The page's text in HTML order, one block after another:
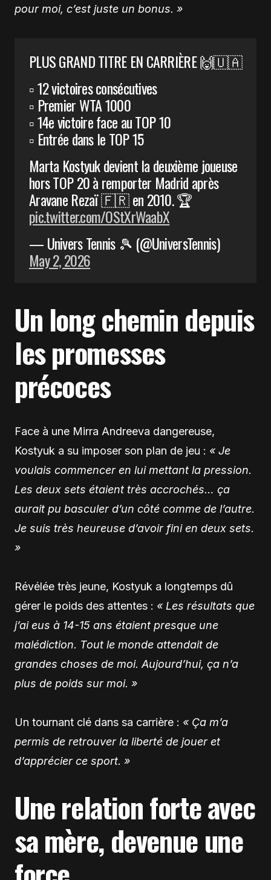
pour moi, c’est juste un bonus. »
PLUS GRAND TITRE EN CARRIÈRE 🙌🇺🇦
▫️ 12 victoires consécutives
▫️ Premier WTA 1000
▫️ 14e victoire face au TOP 10
▫️ Entrée dans le TOP 15
Marta Kostyuk devient la deuxième joueuse
hors TOP 20 à remporter Madrid après
Aravane Rezaï 🇫🇷 en 2010. 🏆
pic.twitter.com/OStXrWaabX
— Univers Tennis 🎾 (@UniversTennis)
May 2, 2026
Un long chemin depuis
les promesses
précoces
Face à une Mirra Andreeva dangereuse,
Kostyuk a su imposer son plan de jeu : « Je
voulais commencer en lui mettant la pression.
Les deux sets étaient très accrochés… ça
aurait pu basculer d’un côté comme de l’autre.
Je suis très heureuse d’avoir fini en deux sets.
»
Révélée très jeune, Kostyuk a longtemps dû
gérer le poids des attentes : « Les résultats que
j’ai eus à 14-15 ans étaient presque une
malédiction. Tout le monde attendait de
grandes choses de moi. Aujourd’hui, ça n’a
plus de poids sur moi. »
Un tournant clé dans sa carrière : « Ça m’a
permis de retrouver la liberté de jouer et
d’apprécier ce sport. »
Une relation forte avec
sa mère, devenue une